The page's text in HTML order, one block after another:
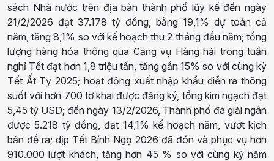
sách Nhà nước trên địa bàn thành phố lũy kế đến ngày
21/2/2026 đạt 37.178 tỷ đồng, bằng 19,1% dự toán cả
năm, tăng 8,1% so với kế hoạch thu 2 tháng đầu năm; tổng
lượng hàng hóa thông qua Cảng vụ Hàng hải trong tuần
nghỉ Tết đạt hơn 1,8 triệu tấn, tăng gần 15% so với cùng kỳ
Tết Ất Tỵ 2025; hoạt động xuất nhập khẩu diễn ra thông
suốt với hơn 700 tờ khai được đăng ký, tổng kim ngạch đạt
5,45 tỷ USD; đến ngày 13/2/2026, Thành phố đã giải ngân
được 5.218 tỷ đồng, đạt 14,1% kế hoạch năm, vượt kịch
bản đề ra; dịp Tết Bính Ngọ 2026 đã đón và phục vụ hơn
910.000 lượt khách, tăng hơn 45 % so với cùng kỳ năm